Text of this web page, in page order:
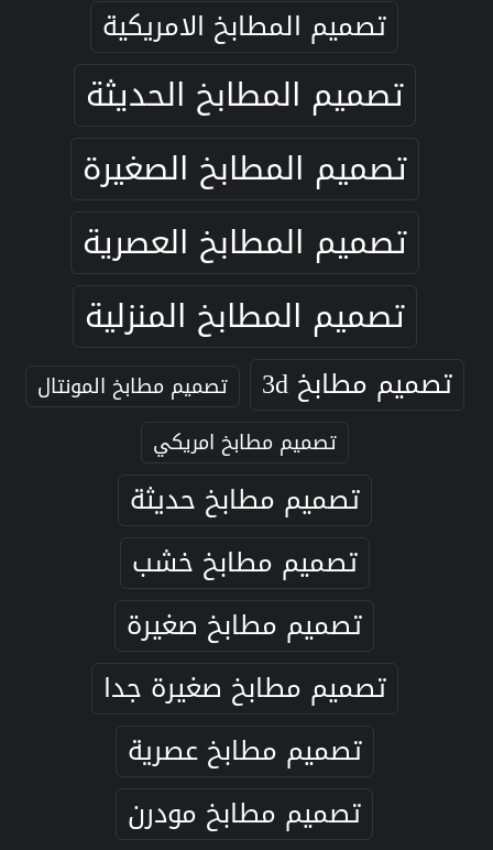
تصميم المطابخ الامريكية
تصميم المطابخ الحديثة
تصميم المطابخ الصغيرة
تصميم المطابخ العصرية
تصميم المطابخ المنزلية
تصميم مطابخ 3d
تصميم مطابخ المونتال
تصميم مطابخ امريكي
تصميم مطابخ حديثة
تصميم مطابخ خشب
تصميم مطابخ صغيرة
تصميم مطابخ صغيرة جدا
تصميم مطابخ عصرية
تصميم مطابخ مودرن